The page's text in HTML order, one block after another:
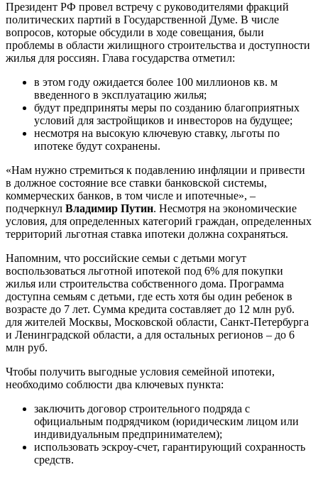
Президент РФ провел встречу с руководителями фракций
политических партий в Государственной Думе. В числе
вопросов, которые обсудили в ходе совещания, были
проблемы в области жилищного строительства и доступности
жилья для россиян. Глава государства отметил:
в этом году ожидается более 100 миллионов кв. м
введенного в эксплуатацию жилья;
будут предприняты меры по созданию благоприятных
условий для застройщиков и инвесторов на будущее;
несмотря на высокую ключевую ставку, льготы по
ипотеке будут сохранены.
«Нам нужно стремиться к подавлению инфляции и привести
в должное состояние все ставки банковской системы,
коммерческих банков, в том числе и ипотечные», –
подчеркнул Владимир Путин. Несмотря на экономические
условия, для определенных категорий граждан, определенных
территорий льготная ставка ипотеки должна сохраняться.
Напомним, что российские семьи с детьми могут
воспользоваться льготной ипотекой под 6% для покупки
жилья или строительства собственного дома. Программа
доступна семьям с детьми, где есть хотя бы один ребенок в
возрасте до 7 лет. Сумма кредита составляет до 12 млн руб.
для жителей Москвы, Московской области, Санкт-Петербурга
и Ленинградской области, а для остальных регионов – до 6
млн руб.
Чтобы получить выгодные условия семейной ипотеки,
необходимо соблюсти два ключевых пункта:
заключить договор строительного подряда с
официальным подрядчиком (юридическим лицом или
индивидуальным предпринимателем);
использовать эскроу-счет, гарантирующий сохранность
средств.